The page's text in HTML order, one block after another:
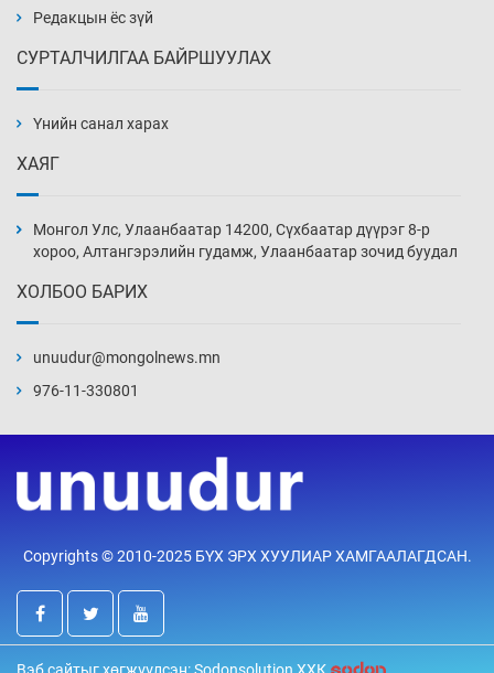
13 цаг 31 мин
нэмэгджээ
14 цаг 1 мин
14 цаг 31 мин
15 цаг 1 мин
үйлчилж буй гэв
15 цаг 31 мин
“Туул усан цогцолбор”-ын ТЭЗҮ-ийг
Редакцын ёс зүй
СУРТАЛЧИЛГАА БАЙРШУУЛАХ
Үнийн санал харах
ХАЯГ
Монгол Улс, Улаанбаатар 14200, Сүхбаатар дүүрэг 8-р
хороо, Алтангэрэлийн гудамж, Улаанбаатар зочид буудал
ХОЛБОО БАРИХ
unuudur@mongolnews.mn
976-11-330801
Copyrights © 2010-2025 БҮХ ЭРХ ХУУЛИАР ХАМГААЛАГДСАН.